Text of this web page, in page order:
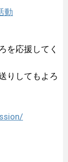
動
を応援してく
りしてもよろ